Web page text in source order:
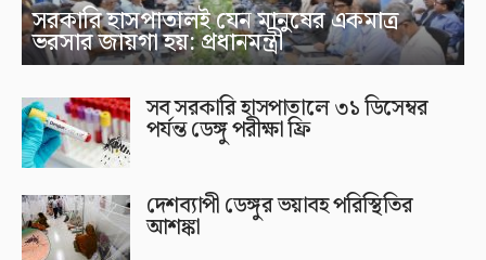
সরকারি হাসপাতালই যেন মানুষের একমাত্র
ভরসার জায়গা হয়: প্রধানমন্ত্রী
সব সরকারি হাসপাতালে ৩১ ডিসেম্বর
পর্যন্ত ডেঙ্গু পরীক্ষা ফ্রি
দেশব্যাপী ডেঙ্গুর ভয়াবহ পরিস্থিতির
আশঙ্কা